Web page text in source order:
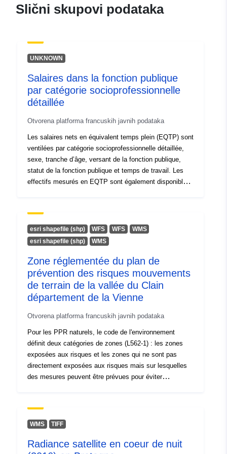
Kontaktna točka:
Office de l'environnement
Kataloški
registar:
2025
Ažurirano na temelju
Identifikatori:
38007CA4-9989-4F9F-
8C26-
0442A7D5E1D4@canton-
du-jura
http://data.europa.eu/88u/dataset/
Periodičnost
obračuna:
unknown
Slični skupovi podataka
UNKNOWN
Salaires dans la fonction publique
par catégorie socioprofessionnelle
détaillée
Otvorena platforma francuskih javnih podataka
Les salaires nets en équivalent temps plein (EQTP) sont
ventilées par catégorie socioprofessionnelle détaillée,
sexe, tranche d’âge, versant de la fonction publique,
statut de la fonction publique et temps de travail. Les
effectifs mesurés en EQTP sont également disponibles
apprentis, contrats d’engagement du service public,
internes et externes médicaux, assistants maternels et
familiaux ; y compris contrats aidés. Certaines
salariés du privé ou que salariés du public (par exemple
médecin) ou encore en tant que non-salariés (par
exemple avocat) ; pour ces professions, seuls les
salariés exerçant dans le public ont été pris en compte.
Les professions majoritairement exercées dans le privé
ont par ailleurs été exclues du champ. Ces données
datavisualisation sur les salaires.
esri shapefile (shp) WFS WFS
WMS
esri shapefile (shp)
WMS
Zone réglementée du plan de
prévention des risques mouvements
de terrain de la vallée du Clain
département de la Vienne
Otvorena platforma francuskih javnih podataka
Pour les PPR naturels, le code de l'environnement
définit deux catégories de zones (L562-1) : les zones
exposées aux risques et les zones qui ne sont pas
directement exposées aux risques mais sur lesquelles
des mesures peuvent être prévues pour éviter
PPR mouvements de terrain comporte deux types de
zones réglementaires : 1- les « zones d'interdiction de
d'aléa est fort (en zone urbanisée ou non) ou moyen
WMS TIFF
Radiance satellite en coeur de nuit